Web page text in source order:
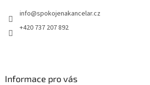
info@spokojenakancelar.cz
+420 737 207 892
Informace pro vás